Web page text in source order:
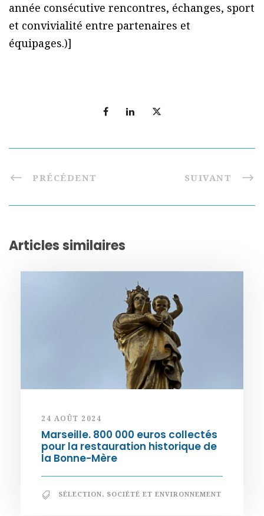
année consécutive rencontres, échanges, sport
et convivialité entre partenaires et
équipages.)]
PRÉCÉDENT SUIVANT
Articles similaires
24 AOÛT 2024
Marseille. 800 000 euros collectés
pour la restauration historique de
la Bonne-Mère
SÉLECTION, SOCIÉTÉ ET ENVIRONNEMENT